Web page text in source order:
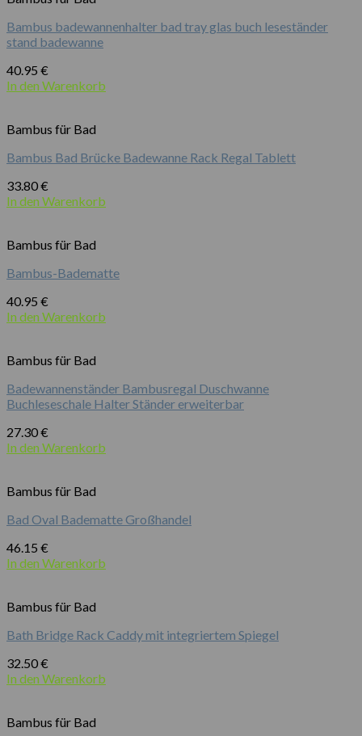
Bambus badewannenhalter bad tray glas buch leseständer
stand badewanne
40.95 €
In den Warenkorb
Bambus für Bad
Bambus Bad Brücke Badewanne Rack Regal Tablett
33.80€
In den Warenkorb
Bambus für Bad
Bambus-Badematte
40.95 €
In den Warenkorb
Bambus für Bad
Badewannenständer Bambusregal Duschwanne
Buchleseschale Halter Ständer erweiterbar
27.30€
In den Warenkorb
Bambus für Bad
Bad Oval Badematte Großhandel
46.15 €
In den Warenkorb
Bambus für Bad
Bath Bridge Rack Caddy mit integriertem Spiegel
32.50€
In den Warenkorb
Bambus für Bad